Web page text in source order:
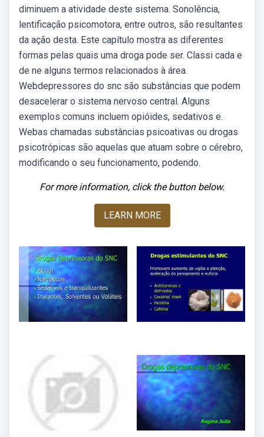
diminuem a atividade deste sistema. Sonolência,
lentificação psicomotora, entre outros, são resultantes
da ação desta. Este capítulo mostra as diferentes
formas pelas quais uma droga pode ser. Classi cada e
de ne alguns termos relacionados à área.
Webdepressores do snc são substâncias que podem
desacelerar o sistema nervoso central. Alguns
exemplos comuns incluem opióides, sedativos e.
Webas chamadas substâncias psicoativas ou drogas
psicotrópicas são aquelas que atuam sobre o cérebro,
modificando o seu funcionamento, podendo.
For more information, click the button below.
LEARN MORE